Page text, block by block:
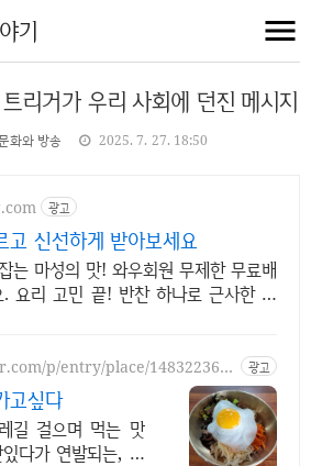
기
리거가 우리 사회에 던진 메시지
화와 방송 2025. 7. 27. 18:50
광고
고 신선하게 받아보세요
는 마성의 맛! 와우회원 무제한 무료배
. 요리 고민 끝! 반찬 하나로 근사한 한
p/entry/place/148322362
광고
고싶다
길 걸으며 먹는 맛
다가 연발되는, 정